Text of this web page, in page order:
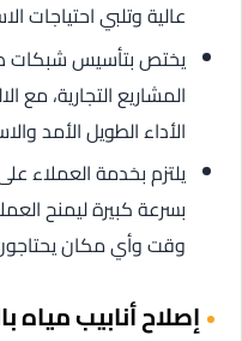
عالية وتلبي احتياجات
يختص بتأسيس شبكات
المشاريع التجارية، مع
الأداء الطويل الأمد
يلتزم بخدمة العملاء
بسرعة كبيرة ليمنح
وقت وأي مكان
إصلاح أنابيب مياه